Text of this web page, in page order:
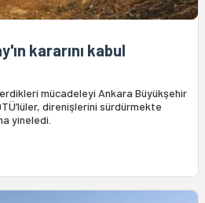
kararını kabul
mücadeleyi Ankara Büyükşehir
direnişlerini sürdürmekte
yineledi.